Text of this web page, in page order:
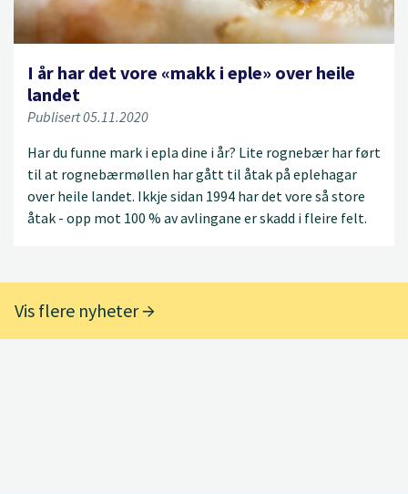
I år har det vore «makk i eple» over heile
landet
Publisert 05.11.2020
Har du funne mark i epla dine i år? Lite rognebær har ført
til at rognebærmøllen har gått til åtak på eplehagar
over heile landet. Ikkje sidan 1994 har det vore så store
åtak - opp mot 100 % av avlingane er skadd i fleire felt.
Vis flere nyheter